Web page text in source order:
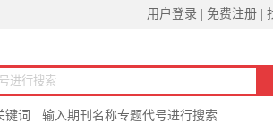
用户登录 免费注册|
键词 输入期刊名称专题代号进行搜索